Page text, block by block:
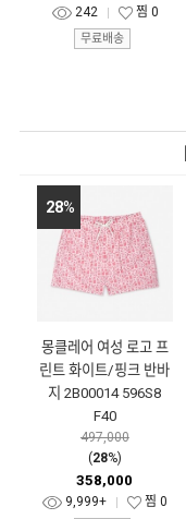
242 찜 0
무료배송
28%
몽클레어 여성 로고 프
린트 화이트/핑크 반바
지 2B00014 596S8
F40
497,000
(28%)
358,000
9,999+ 찜 0